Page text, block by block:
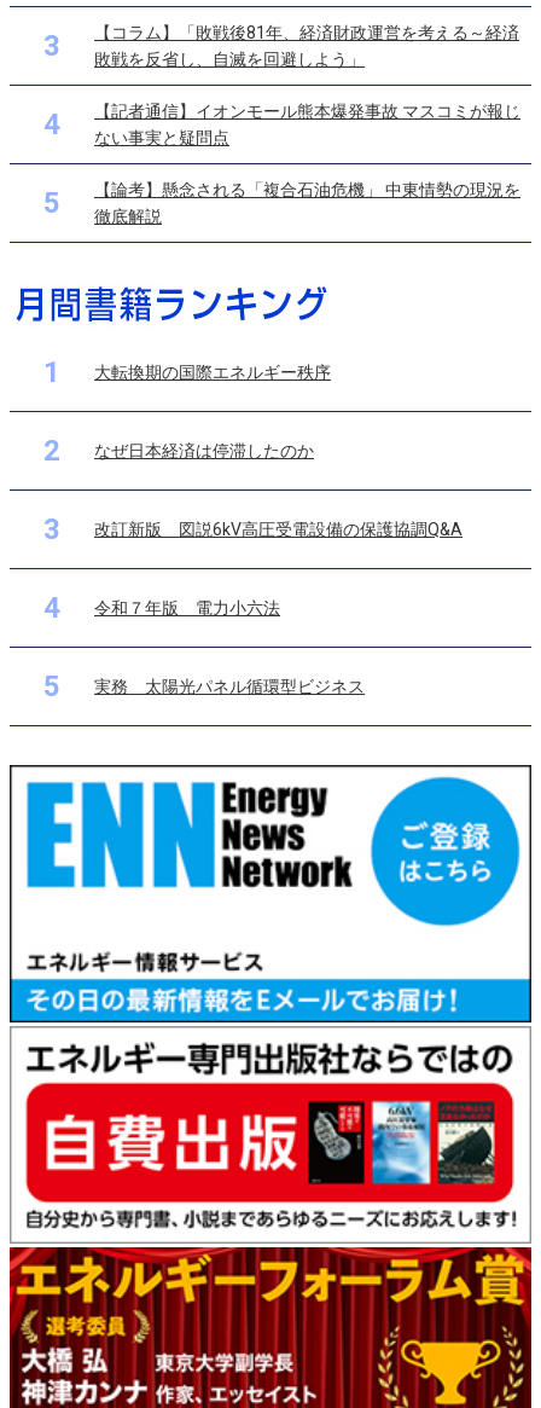
3
【コラム】「敗戦後81年、経済財政運営を考える～経済
敗戦を反省し、自滅を回避しよう」
4
【記者通信】イオンモール熊本爆発事故 マスコミが報じ
ない事実と疑問点
5
【論考】懸念される「複合石油危機」 中東情勢の現況を
徹底解説
1 大転換期の国際エネルギー秩序
2 なぜ日本経済は停滞したのか
3 改訂新版 図説6kV高圧受電設備の保護協調Q&A
4 令和７年版 電力小六法
5 実務 太陽光パネル循環型ビジネス